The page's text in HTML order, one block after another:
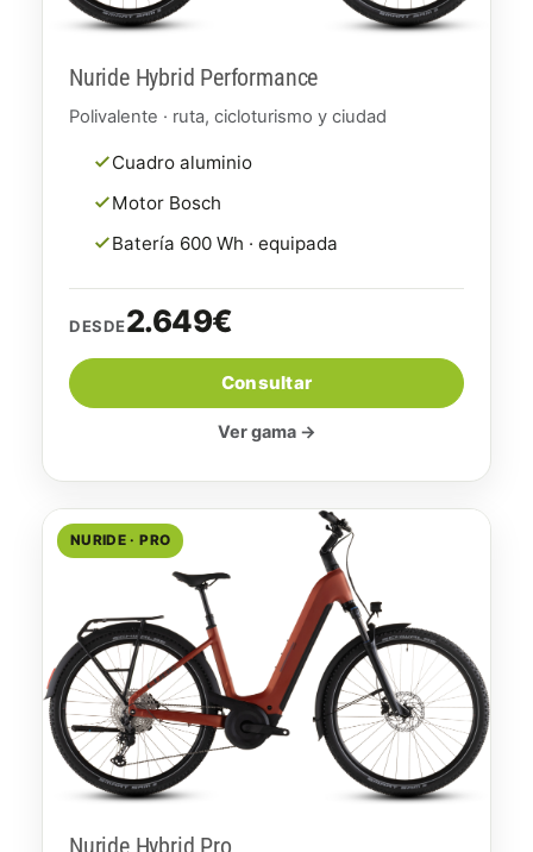
Nuride Hybrid Performance
Polivalente · ruta, cicloturismo y ciudad
Cuadro aluminio
Motor Bosch
Batería 600 Wh · equipada
DESDE2.649€
Consultar
Ver gama →
NURIDE · PRO